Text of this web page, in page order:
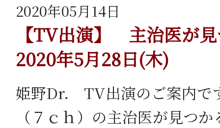
2020年05月14日
【TV出演】 主治医が
2020年5月28日(木)
姫野Dr. TV出演のご案内
（７ｃｈ）の主治医が見つ